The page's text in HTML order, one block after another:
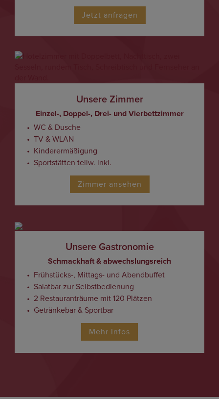
Jetzt anfragen
Unsere Zimmer
Einzel-, Doppel-, Drei- und Vierbettzimmer
WC & Dusche
TV & WLAN
Kinderermäßigung
Sportstätten teilw. inkl.
Zimmer ansehen
Unsere Gastronomie
Schmackhaft & abwechslungsreich
Frühstücks-, Mittags- und Abendbuffet
Salatbar zur Selbstbedienung
2 Restauranträume mit 120 Plätzen
Getränkebar & Sportbar
Mehr Infos